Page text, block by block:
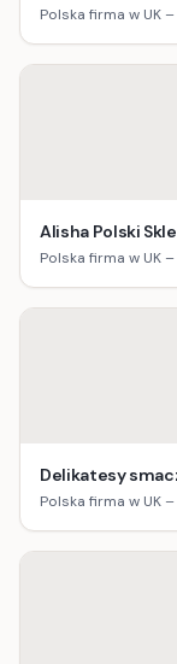
Polska firma w UK
Alisha Polski
Polska firma w UK
Delikatesy
Polska firma w UK